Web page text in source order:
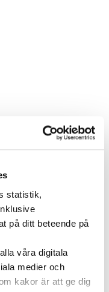
statistik,
på ditt beteende på
våra digitala
medier och
kakor är att ge dig
förbättra din
din väg mot ett
du ska gå vidare
att fungera